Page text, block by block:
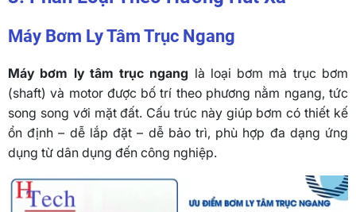
Máy Bơm Ly Tâm Trục Ngang
Máy bơm ly tâm trục ngang là loại bơm mà trục bơm
(shaft) và motor được bố trí theo phương nằm ngang, tức
song song với mặt đất. Cấu trúc này giúp bơm có thiết kế
ổn định – dễ lắp đặt – dễ bảo trì, phù hợp đa dạng ứng
dụng từ dân dụng đến công nghiệp.